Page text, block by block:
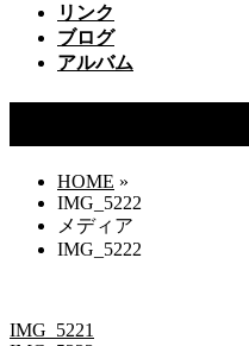
リンク
ブログ
アルバム
HOME »
IMG_5222
メディア
IMG_5222
IMG_5221